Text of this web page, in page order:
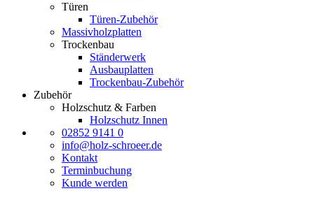
Türen
Türen-Zubehör
Massivholzplatten
Trockenbau
Ständerwerk
Ausbauplatten
Trockenbau-Zubehör
Zubehör
Holzschutz & Farben
Holzschutz Innen
02852 9141 0
info@holz-schroeer.de
Kontakt
Terminbuchung
Kunde werden